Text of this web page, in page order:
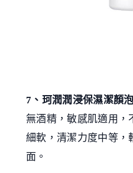
7、珂潤潤浸保濕潔顏
無酒精，敏感肌適用，
細軟，清潔力度中等，
面。